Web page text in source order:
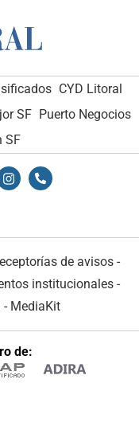
CYD Litoral
SF Puerto Negocios
SF
de avisos -
institucionales-
- MediaKit
de: